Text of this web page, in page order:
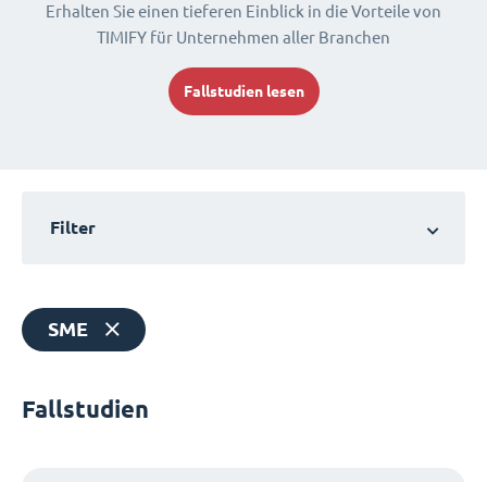
Erhalten Sie einen tieferen Einblick in die Vorteile von
TIMIFY für Unternehmen aller Branchen
Fallstudien lesen
Filter
SME
Fallstudien